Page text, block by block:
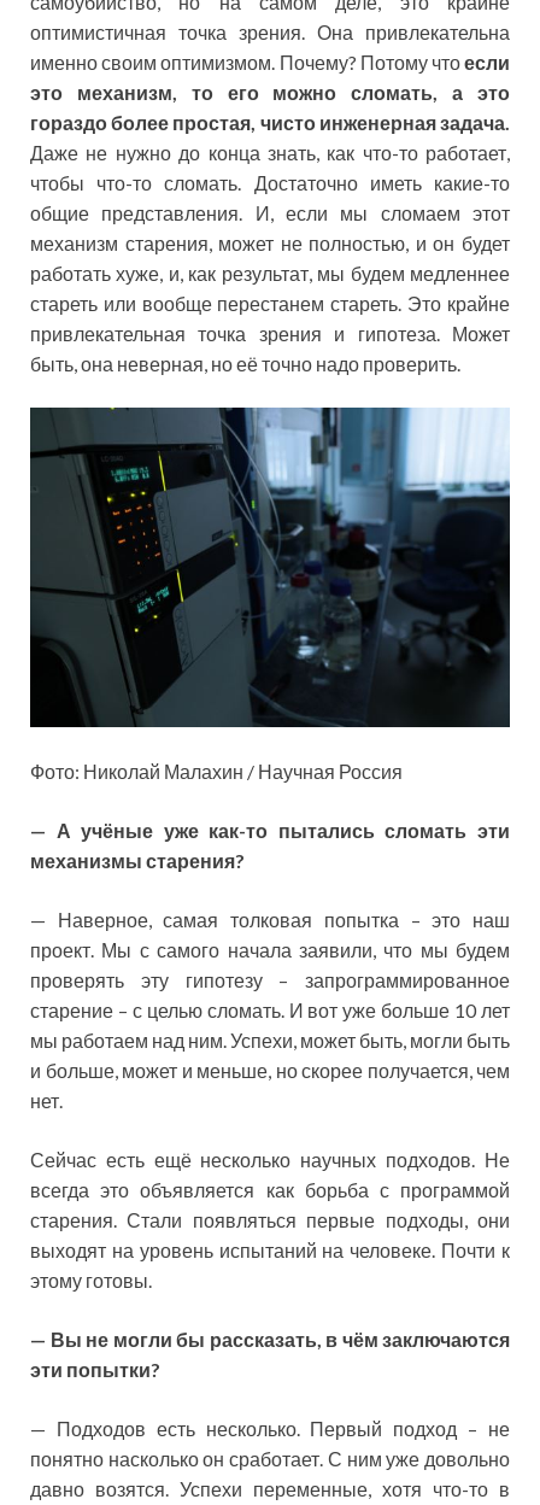
оптимистичная точка зрения. Она привлекательна
именно своим оптимизмом. Почему? Потому чтоесли
это механизм, то его можно сломать, а это
гораздо более простая, чисто инженерная задача.
Даже не нужно до конца знать, как что-то работает,
чтобы что-то сломать. Достаточно иметь какие-то
общие представления. И, если мы сломаем этот
механизм старения, может не полностью, и он будет
работать хуже, и, как результат, мы будем медленнее
стареть или вообще перестанем стареть. Это крайне
привлекательная точка зрения и гипотеза. Может
быть, она неверная, но её точно надо проверить.
Фото: Николай Малахин / Научная Россия
— А учёные уже как-то пытались сломать эти
механизмы старения?
— Наверное, самая толковая попытка – это наш
проект. Мы с самого начала заявили, что мы будем
проверять эту гипотезу – запрограммированное
старение – с целью сломать. И вот уже больше 10 лет
мы работаем над ним. Успехи, может быть, могли быть
и больше, может и меньше, но скорее получается, чем
нет.
Сейчас есть ещё несколько научных подходов. Не
всегда это объявляется как борьба с программой
старения. Стали появляться первые подходы, они
выходят на уровень испытаний на человеке. Почти к
этому готовы.
— Вы не могли бы рассказать, в чём заключаются
эти попытки?
— Подходов есть несколько. Первый подход – не
понятно насколько он сработает. С ним уже довольно
давно возятся. Успехи переменные, хотя что-то в